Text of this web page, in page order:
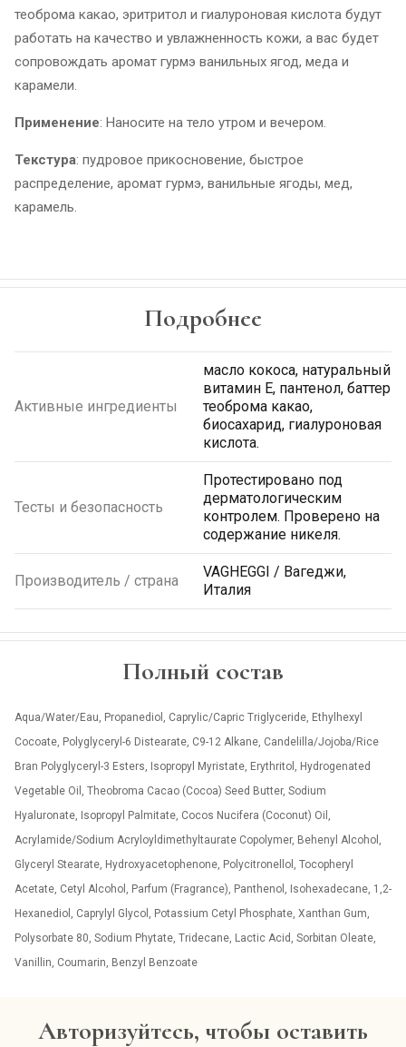
теоброма какао, эритритол и гиалуроновая кислота будут
работать на качество и увлажненность кожи, а вас будет
сопровождать аромат гурмэ ванильных ягод, меда и
карамели.
Применение: Наносите на тело утром и вечером.
Текстура: пудровое прикосновение, быстрое
распределение, аромат гурмэ, ванильные ягоды, мед,
карамель.
Подробнее
Активные ингредиенты
масло кокоса, натуральный
витамин Е, пантенол, баттер
теоброма какао,
биосахарид, гиалуроновая
кислота.
Тесты и безопасность
Протестировано под
дерматологическим
контролем. Проверено на
содержание никеля.
Производитель / страна
VAGHEGGI / Вагеджи,
Италия
Полный состав
Aqua/Water/Eau, Propanediol, Caprylic/Capric Triglyceride, Ethylhexyl
Cocoate, Polyglyceryl-6 Distearate, C9-12 Alkane, Candelilla/Jojoba/Rice
Bran Polyglyceryl-3 Esters, Isopropyl Myristate, Erythritol, Hydrogenated
Vegetable Oil, Theobroma Cacao (Cocoa) Seed Butter, Sodium
Hyaluronate, Isopropyl Palmitate, Cocos Nucifera (Coconut) Oil,
Acrylamide/Sodium Acryloyldimethyltaurate Copolymer, Behenyl Alcohol,
Glyceryl Stearate, Hydroxyacetophenone, Polycitronellol, Tocopheryl
Acetate, Cetyl Alcohol, Parfum (Fragrance), Panthenol, Isohexadecane, 1,2-
Hexanediol, Caprylyl Glycol, Potassium Cetyl Phosphate, Xanthan Gum,
Polysorbate 80, Sodium Phytate, Tridecane, Lactic Acid, Sorbitan Oleate,
Vanillin, Coumarin, Benzyl Benzoate
Авторизуйтесь, чтобы оставить